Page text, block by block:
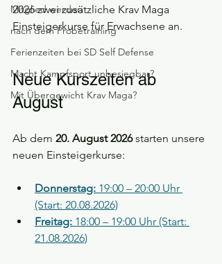
Mitglied werden
nach dem Probetraining
Ferienzeiten bei SD Self Defense
Macht Kampfsport unbesiegbar?
Mit Übergewicht Krav Maga?
2026 zwei zusätzliche Krav Maga
Einsteigerkurse für Erwachsene an.
Neue Kurszeiten ab
August
Ab dem 20. August 2026 starten unsere
neuen Einsteigerkurse:
Donnerstag: 19:00 – 20:00 Uhr
(Start: 20.08.2026)
Freitag: 18:00 – 19:00 Uhr (Start:
21.08.2026)